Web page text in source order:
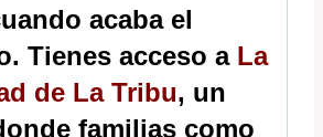
acaba el
Tienes acceso a La
de La Tribu, un
familias como